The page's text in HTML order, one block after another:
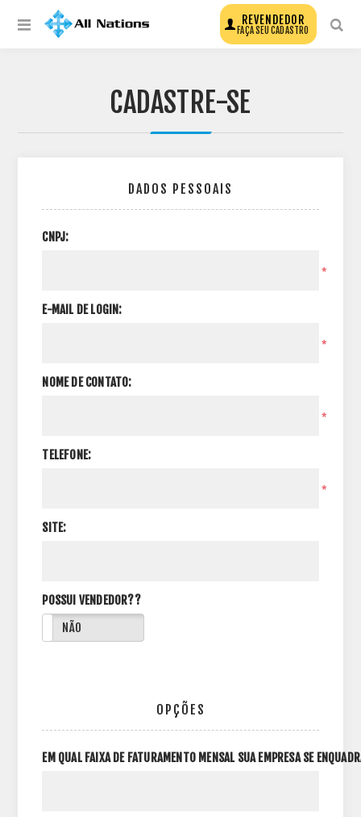
REVENDEDOR
FAÇA SEU CADASTRO
CADASTRE-SE
DADOS PESSOAIS
CNPJ:
*
E-MAIL DE LOGIN:
*
NOME DE CONTATO:
*
TELEFONE:
*
SITE:
POSSUI VENDEDOR??
NÃO
OPÇÕES
EM QUAL FAIXA DE FATURAMENTO MENSAL SUA EMPRESA SE